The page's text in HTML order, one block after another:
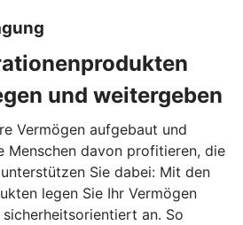
und weitergeben
Vermögen aufgebaut und
Menschen davon profitieren, die
Sie dabei: Mit den
legen Sie Ihr Vermögen
an. So